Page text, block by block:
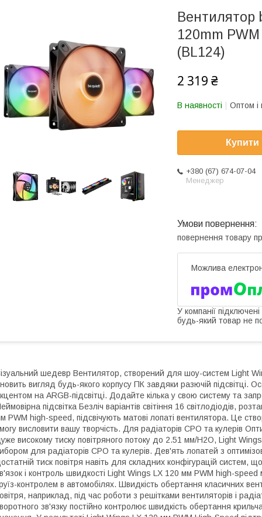
Вентилятор
120mm
(BL124)
2 319 ₴
В наявності Оптом і
Купити
+380 (67) 674-07-04
Менеджер
повернення товару
У компанії
будь-який товар не
шедевр Вентилятор, створений для шоу-систем Light
вигляд будь-якого корпусу ПК завдяки разючій підсвітці.
на ARGB-підсвітці. Додайте кілька у свою систему та
підсвітка Безліч варіантів світіння 16 світлодіодів,
PWM high-speed, підсвічують матові лопаті вентилятора. Це
висловити вашу творчість. Для радіаторів СРО та кулерів
високому тиску повітряного потоку до 2.51 мм/H2O, Light
для радіаторів СРО та кулерів. Дев'ять лопатей з
тиск повітря навіть для складних конфігурацій систем,
і контроль швидкості Light Wings LX 120 мм PWM high-speed
контролем в автомобілях. Швидкість обертання класичних
наприклад, під час роботи з решітками вентиляторів і
зв'язку постійно контролює швидкість обертання